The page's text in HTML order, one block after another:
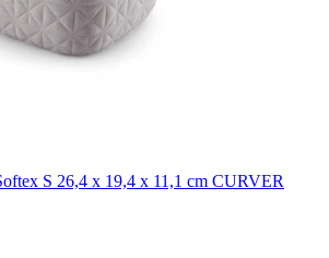
S 26,4 x 19,4 x 11,1 cm CURVER